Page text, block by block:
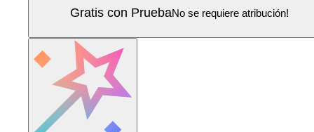
Gratis con PruebaNo se requiere atribución!